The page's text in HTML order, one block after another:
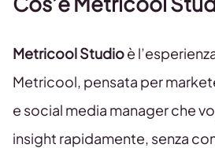
Metricool Studioè
Metricool, pensata per
e social media manager che
insight rapidamente, senza